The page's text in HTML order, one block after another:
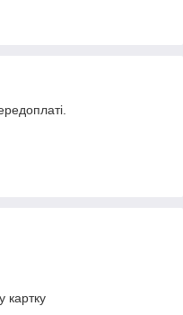
картку